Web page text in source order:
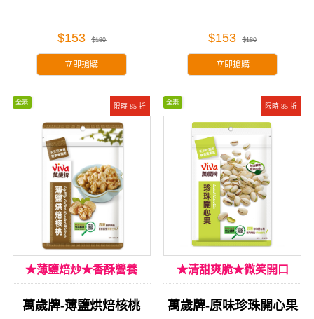
$153 $180
立即搶購
$153 $180
立即搶購
限時 85 折
全素
★薄鹽焙炒★香酥營養
萬歲牌-薄鹽烘焙核桃
限時 85 折
全素
★清甜爽脆★微笑開口
萬歲牌-原味珍珠開心果